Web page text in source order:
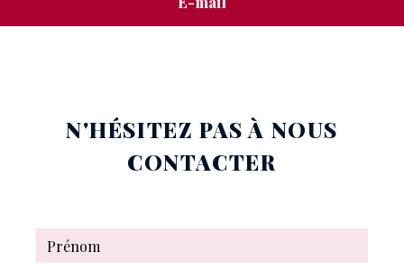
N'HÉSITEZ PAS À NOUS
CONTACTER